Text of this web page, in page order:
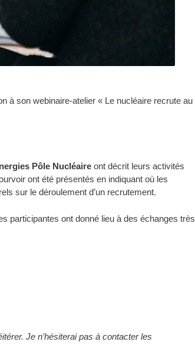
à son webinaire-atelier « Le nucléaire recrute au
Pôle Nucléaireont décrit leurs activités
ont été présentés en indiquant où les
sur le déroulement d’un recrutement.
participantes ont donné lieu à des échanges très
Je n’hésiterai pas à contacter les